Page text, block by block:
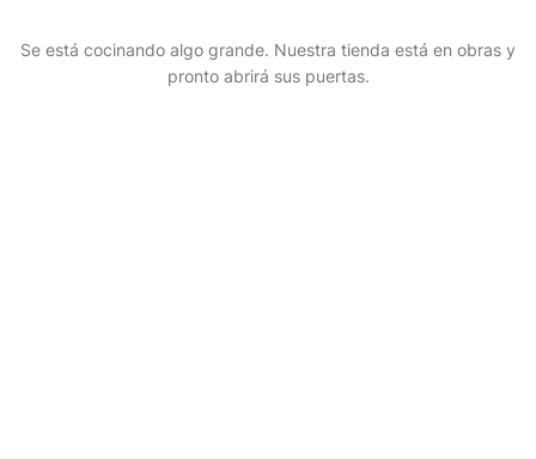
Se está cocinando algo grande. Nuestra tienda está en obras y
pronto abrirá sus puertas.